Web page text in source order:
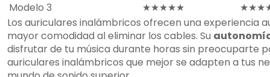
Modelo 3
★★★★★
Los auriculares inalámbricos ofrecen una experiencia
mayor comodidad al eliminar los cables. Su
disfrutar de tu música durante horas sin preocuparte
auriculares inalámbricos que mejor se adapten a tus